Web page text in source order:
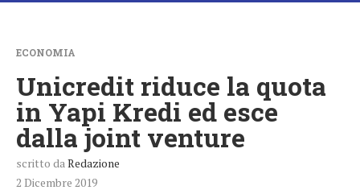
ECONOMIA
Unicredit riduce la quota
in Yapi Kredi ed esce
dalla joint venture
scritto da Redazione
2 Dicembre 2019